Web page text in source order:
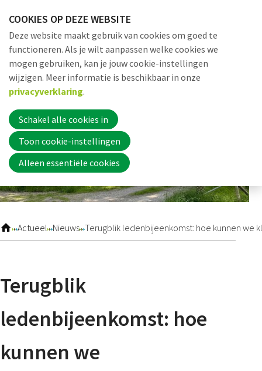
links
over
Jump
to
navigation
to
main
content
Actueel Nieuws Terugblik ledenbijeenkomst: hoe kunnen we
Terugblik
ledenbijeenkomst: hoe
kunnen we
Word nu lid
COOKIES OP DEZE WEBSITE
Deze website maakt gebruik van cookies om goed te
functioneren. Als je wilt aanpassen welke cookies we
mogen gebruiken, kan je jouw cookie-instellingen
wijzigen. Meer informatie is beschikbaar in onze
privacyverklaring.
Schakel alle cookies in
Toon cookie-instellingen
Alleen essentiële cookies